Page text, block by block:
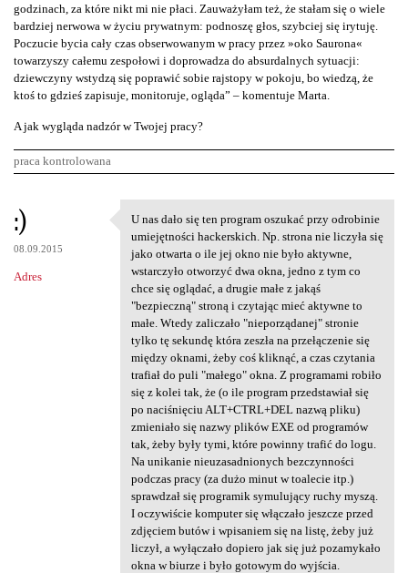
godzinach, za które nikt mi nie płaci. Zauważyłam też, że stałam się o wiele
bardziej nerwowa w życiu prywatnym: podnoszę głos, szybciej się irytuję.
Poczucie bycia cały czas obserwowanym w pracy przez »oko Saurona«
towarzyszy całemu zespołowi i doprowadza do absurdalnych sytuacji:
dziewczyny wstydzą się poprawić sobie rajstopy w pokoju, bo wiedzą, że
ktoś to gdzieś zapisuje, monitoruje, ogląda” – komentuje Marta.
A jak wygląda nadzór w Twojej pracy?
praca kontrolowana
K
o
m
e
:)
08.09.2015
Adres
U nas dało się ten program
U nas dało się ten program oszukać przy odrobinie
umiejętności hackerskich. Np. strona nie liczyła się
jako otwarta o ile jej okno nie było aktywne,
wstarczyło otworzyć dwa okna, jedno z tym co
chce się oglądać, a drugie małe z jakąś
"bezpieczną" stroną i czytając mieć aktywne to
małe. Wtedy zaliczało "nieporządanej" stronie
tylko tę sekundę która zeszła na przełączenie się
między oknami, żeby coś kliknąć, a czas czytania
trafiał do puli "małego" okna. Z programami robiło
się z kolei tak, że (o ile program przedstawiał się
po naciśnięciu ALT+CTRL+DEL nazwą pliku)
zmieniało się nazwy plików EXE od programów
tak, żeby były tymi, które powinny trafić do logu.
Na unikanie nieuzasadnionych bezczynności
podczas pracy (za dużo minut w toalecie itp.)
sprawdzał się programik symulujący ruchy myszą.
I oczywiście komputer się włączało jeszcze przed
zdjęciem butów i wpisaniem się na listę, żeby już
liczył, a wyłączało dopiero jak się już pozamykało
okna w biurze i było gotowym do wyjścia.